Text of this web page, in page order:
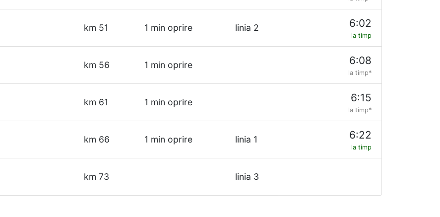
km 51 1 min oprire linia 2 6:02
la timp
km 56 1 min oprire 6:08
la timp*
km 61 1 min oprire 6:15
la timp*
km 66 1 min oprire linia 1 6:22
la timp
km 73 linia 3